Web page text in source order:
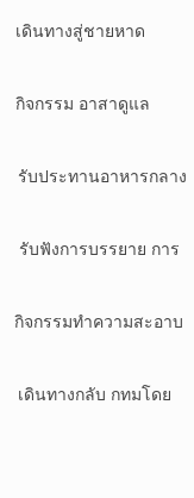
งสู่ชายหาด
ม อาสาดูแล
านอาหารกลาง
รบรรยาย การ
ทำความสะอาบ
งกลับ กทมโดย